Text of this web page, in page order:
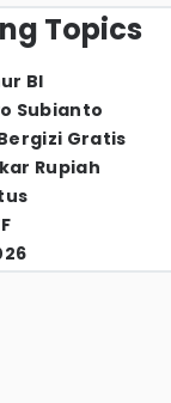
Topics
BI
Subianto
Gratis
Rupiah